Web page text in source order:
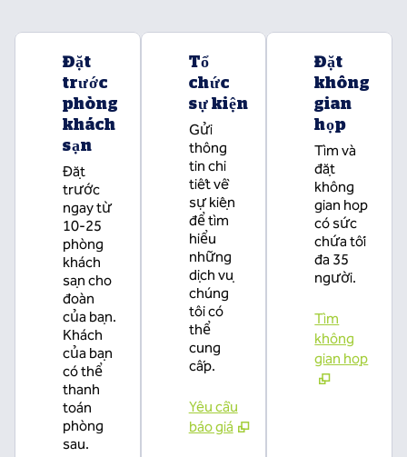
Đặt
trước
phòng
khách
sạn
Đặt
trước
ngay từ
10-25
phòng
khách
sạn cho
đoàn
của bạn.
Khách
của bạn
có thể
thanh
toán
phòng
sau.
Tổ
chức
sự kiện
Gửi
thông
tin chi
tiết về
sự kiện
để tìm
hiểu
những
dịch vụ
chúng
tôi có
thể
cung
cấp.
Yêu cầu
báo giá
Đặt
không
gian
họp
Tìm và
đặt
không
gian họp
có sức
chứa tối
đa 35
người.
Tìm
không
gian họp